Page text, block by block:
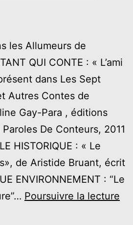
les Allumeurs de
QUI CONTE : « L’ami
dans Les Sept
Autres Contes de
Gay-Para , éditions
De Conteurs, 2011
HISTORIQUE : « Le
de Aristide Bruant, écrit
ENVIRONNEMENT : “Le
Poursuivre la lecture